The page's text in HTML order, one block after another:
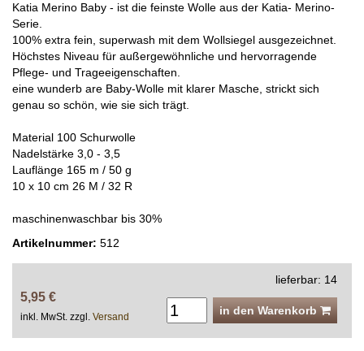
Katia Merino Baby - ist die feinste Wolle aus der Katia- Merino-
Serie.
100% extra fein, superwash mit dem Wollsiegel ausgezeichnet.
Höchstes Niveau für außergewöhnliche und hervorragende
Pflege- und Trageeigenschaften.
eine wunderb are Baby-Wolle mit klarer Masche, strickt sich
genau so schön, wie sie sich trägt.
Material 100 Schurwolle
Nadelstärke 3,0 - 3,5
Lauflänge 165 m / 50 g
10 x 10 cm 26 M / 32 R
maschinenwaschbar bis 30%
Artikelnummer: 512
5,95 €
inkl. MwSt. zzgl. Versand
lieferbar: 14
in den Warenkorb